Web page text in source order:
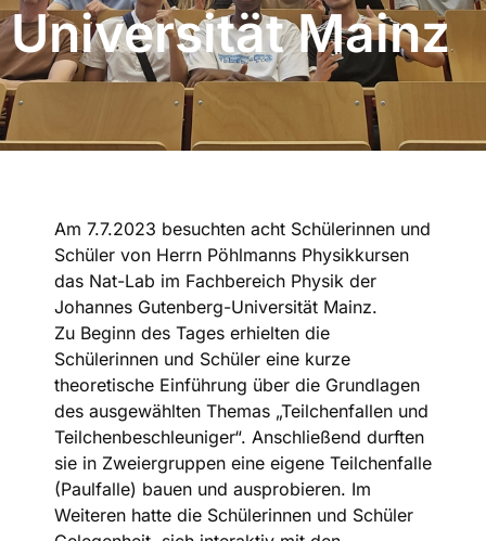
Universität Mainz
Am 7.7.2023 besuchten acht Schülerinnen und
Schüler von Herrn Pöhlmanns Physikkursen
das Nat-Lab im Fachbereich Physik der
Johannes Gutenberg-Universität Mainz.
Zu Beginn des Tages erhielten die
Schülerinnen und Schüler eine kurze
theoretische Einführung über die Grundlagen
des ausgewählten Themas „Teilchenfallen und
Teilchenbeschleuniger“. Anschließend durften
sie in Zweiergruppen eine eigene Teilchenfalle
(Paulfalle) bauen und ausprobieren. Im
Weiteren hatte die Schülerinnen und Schüler